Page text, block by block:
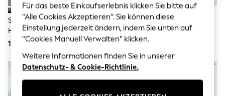
Boys Holiday Shop
All Swimwear
Ponchos & Toweling sets
Sun Hats & Caps
Rash Vests
Sandals & Sliders
Shirts
Sunsafe Swimwear
Schwarz - Katie Loxton Große
Handgewebte Nova-
Schultertasche
137 €
Mehrfarbig Gestreift -
Strandtasche
25 €
Für das beste Einkaufserlebnis klicken Sie bitte auf
"Alle Cookies Akzeptieren“. Sie können diese
Einstellung jederzeit ändern, indem Sie unten auf
"Cookies Manuell Verwalten" klicken.
Weitere Informationen finden Sie in unserer
Datenschutz- & Cookie-Richtlinie..